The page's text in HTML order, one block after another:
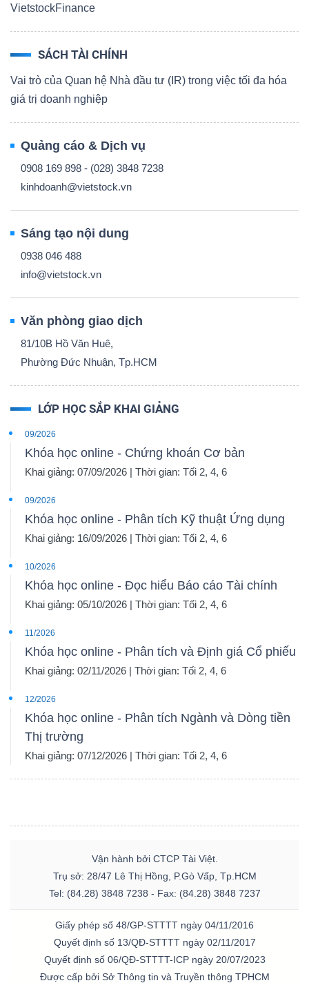
VietstockFinance
SÁCH TÀI CHÍNH
Vai trò của Quan hệ Nhà đầu tư (IR) trong việc tối đa hóa
giá trị doanh nghiệp
Quảng cáo & Dịch vụ
0908 169 898 - (028) 3848 7238
kinhdoanh@vietstock.vn
Sáng tạo nội dung
0938 046 488
info@vietstock.vn
Văn phòng giao dịch
81/10B Hồ Văn Huê,
Phường Đức Nhuận, Tp.HCM
LỚP HỌC SẮP KHAI GIẢNG
09/2026
Khóa học online - Chứng khoán Cơ bản
Khai giảng: 07/09/2026 | Thời gian: Tối 2, 4, 6
09/2026
Khóa học online - Phân tích Kỹ thuật Ứng dụng
Khai giảng: 16/09/2026 | Thời gian: Tối 2, 4, 6
10/2026
Khóa học online - Đọc hiểu Báo cáo Tài chính
Khai giảng: 05/10/2026 | Thời gian: Tối 2, 4, 6
11/2026
Khóa học online - Phân tích và Định giá Cổ phiếu
Khai giảng: 02/11/2026 | Thời gian: Tối 2, 4, 6
12/2026
Khóa học online - Phân tích Ngành và Dòng tiền
Thị trường
Khai giảng: 07/12/2026 | Thời gian: Tối 2, 4, 6
Vận hành bởi CTCP Tài Việt.
Trụ sở: 28/47 Lê Thị Hồng, P.Gò Vấp, Tp.HCM
Tel: (84.28) 3848 7238 - Fax: (84.28) 3848 7237
Giấy phép số 48/GP-STTTT ngày 04/11/2016
Quyết định số 13/QĐ-STTTT ngày 02/11/2017
Quyết định số 06/QĐ-STTTT-ICP ngày 20/07/2023
Được cấp bởi Sở Thông tin và Truyền thông TPHCM